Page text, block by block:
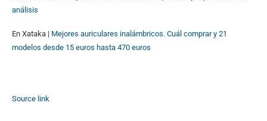
análisis
En Xataka | Mejores auriculares inalámbricos. Cuál comprar y 21
modelos desde 15 euros hasta 470 euros
Source link